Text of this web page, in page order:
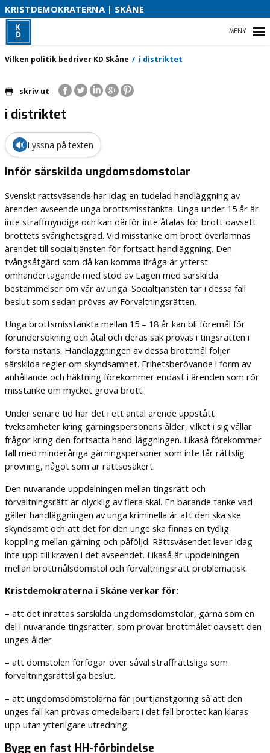
KRISTDEMOKRATERNA | SKÅNE
HEM
VILKEN POLITIK BEDRIVER KD SKÅNE
KD SKÅNES FÖRTROENDEVALDA
NYHETSBREV
Vilken politik bedriver KD Skåne i distriktet
skriv ut
i distriktet
🔊 Lyssna på texten
Inför särskilda ungdomsdomstolar
Svenskt rättsväsende har idag en tudelad handläggning av
ärenden avseende unga brottsmisstänkta. Unga under 15 år är
inte straffmyndiga och kan därför inte åtalas för brott oavsett
brottets svårighetsgrad. Vid misstanke om brott överlämnas
ärendet till socialtjänsten för fortsatt handläggning. Den
tvångsåtgärd som då kan komma ifråga är ytterst
omhändertagande med stöd av Lagen med särskilda
bestämmelser om vår av unga. Socialtjänsten tar i dessa fall
beslut som sedan prövas av Förvaltningsrätten.
Unga brottsmisstänkta mellan 15 – 18 år kan bli föremål för
förundersökning och åtal och deras sak prövas i tingsrätten i
första instans. Handläggningen av dessa brottmål följer
särskilda regler om skyndsamhet. Frihetsberövande i form av
anhållande och häktning förekommer endast i ärenden som rör
misstanke om mycket grova brott.
Under senare tid har det i ett antal ärende uppstått
tveksamheter kring gärningspersonens ålder, vilket i sig vållar
frågor kring den fortsatta hand-läggningen. Likaså förekommer
fall med minderåriga gärningspersoner som inte får rättslig
prövning, något som är rättsosäkert.
Den nuvarande uppdelningen mellan tingsrätt och
förvaltningsrätt är olycklig av flera skäl. En bärande tanke vad
gäller handläggningen av unga kriminella är att den ska ske
skyndsamt och att det för den unge ska finnas en tydlig
koppling mellan gärning och påföljd. Rättsväsendet lever idag
inte upp till kraven i det avseendet. Likaså är uppdelningen
mellan brottmålsdomstol och förvaltningsrätt problematisk.
Kristdemokraterna i Skåne verkar för:
– att det inrättas särskilda ungdomsdomstolar, gärna som en
del i nuvarande tingsrätter, som prövar brottmålet oavsett den
unges ålder
– att domstolen förfogar över såväl straffrättsliga som
förvaltningsrättsliga beslut.
– att ungdomsdomstolarna får jourtjänstgöring så att den
unges fall kan prövas omedelbart i det fall brottet kan klaras
upp utan ytterligare utredning.
Bygg en fast HH-förbindelse